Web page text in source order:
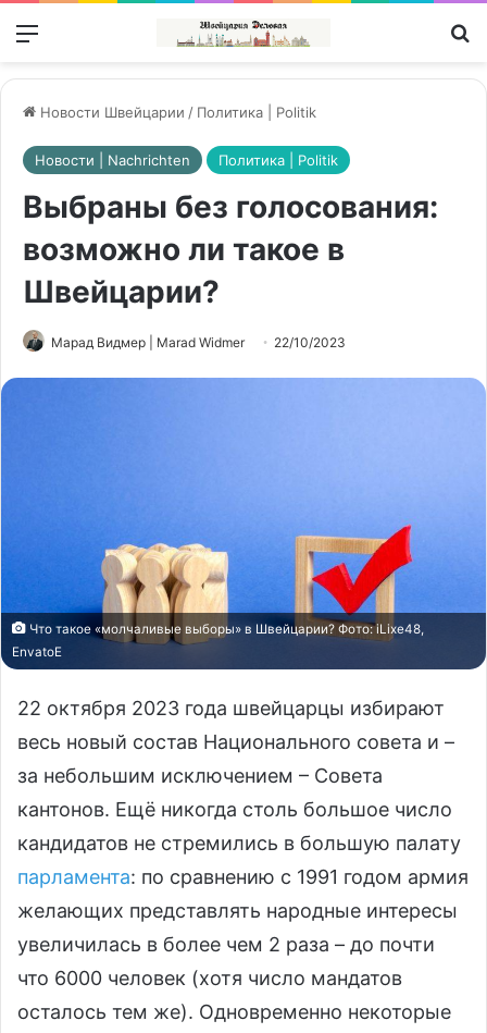
Меню
Новости Швейцарии / Политика | Politik
Новости | Nachrichten Политика | Politik
Выбраны без голосования:
возможно ли такое в
Швейцарии?
Марад Видмер | Marad Widmer 22/10/2023
Что такое «молчаливые выборы» в Швейцарии? Фото: iLixe48,
EnvatoE
22 октября 2023 года швейцарцы избирают
весь новый состав Национального совета и –
за небольшим исключением – Совета
кантонов. Ещё никогда столь большое число
кандидатов не стремились в большую палату
парламента: по сравнению с 1991 годом армия
желающих представлять народные интересы
увеличилась в более чем 2 раза – до почти
что 6000 человек (хотя число мандатов
осталось тем же). Одновременно некоторые